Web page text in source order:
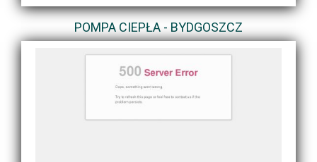
POMPA CIEPŁA - BYDGOSZCZ